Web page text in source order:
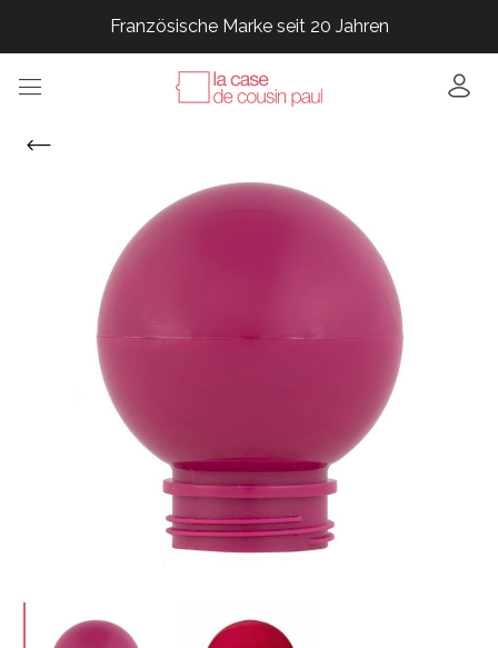
Französische Marke seit 20 Jahren
Französische Marke seit 20 Jahren
Französische Marke seit 20 Jahren